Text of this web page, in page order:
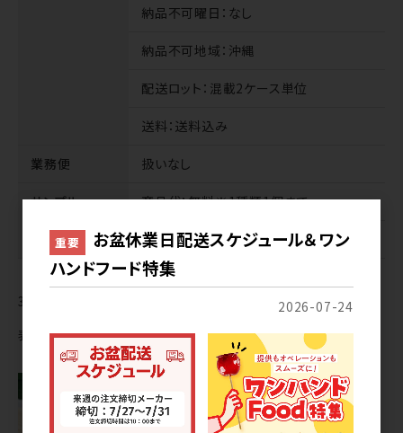
納品不可曜日 ：なし
納品不可地域 ：沖縄
配送ロット ：混載2ケース単位
送料：送料込み
業務便 扱いなし
サンプル 商品代：無料※1種類1個まで
送料：無料
3
表示切替
重要
お盆休業日配送スケジュール＆ワン
ハンドフード特集
2026-07-24